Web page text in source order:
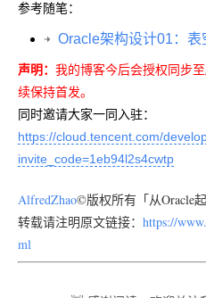
参考随笔：
Oracle架构设计01：
声明： 我的博客今后会授权同步
续保持首发。
同时邀请大家一同入驻：
https://cloud.tencent.com/
invite_code=1eb94l2s4cwtp
AlfredZhao©版权所有「从Oracle
转载请注明原文链接： https://
ml